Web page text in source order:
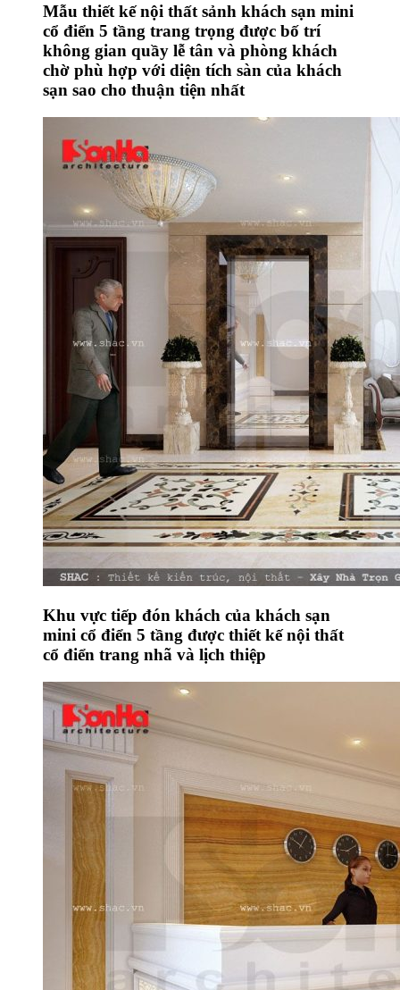
Mẫu thiết kế nội thất sảnh khách sạn mini
cổ điển 5 tầng trang trọng được bố trí
không gian quầy lễ tân và phòng khách
chờ phù hợp với diện tích sàn của khách
sạn sao cho thuận tiện nhất
Khu vực tiếp đón khách của khách sạn
mini cổ điển 5 tầng được thiết kế nội thất
cổ điển trang nhã và lịch thiệp